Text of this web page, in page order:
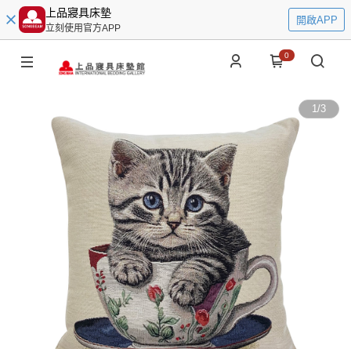
上品寢具床墊
立刻使用官方APP
開啟APP
0
1/3